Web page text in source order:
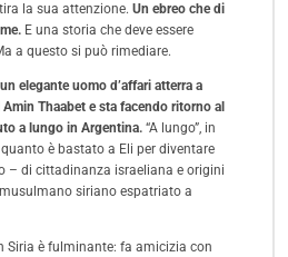
la sua attenzione. Un ebreo che di
E una storia che deve essere
a questo si può rimediare.
elegante uomo d’affari atterra a
Thaabet e sta facendo ritorno al
a lungo in Argentina. “A lungo”, in
è bastato a Eli per diventare
– di cittadinanza israeliana e origini
siriano espatriato a
Siria è fulminante: fa amicizia con